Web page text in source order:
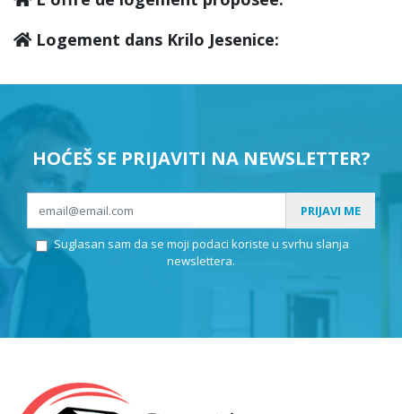
Logement dans Krilo Jesenice:
HOĆEŠ SE PRIJAVITI NA NEWSLETTER?
PRIJAVI ME
Suglasan sam da se moji podaci koriste u svrhu slanja
newslettera.